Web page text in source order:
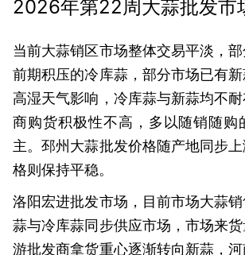
2026年第22周大蒜批发市
当前大蒜销区市场整体交易平淡，
前期积压的冷库蒜，部分市场已有
高湿天气影响，冷库蒜与新蒜均不
商购货积极性不高，多以随销随购
主。邳州大蒜批发价格随产地同步
格则保持平稳。
洛阳宏进批发市场，目前市场大蒜
蒜与冷库蒜同步供应市场，市场来
游批发商拿货重心逐渐转向新蒜，